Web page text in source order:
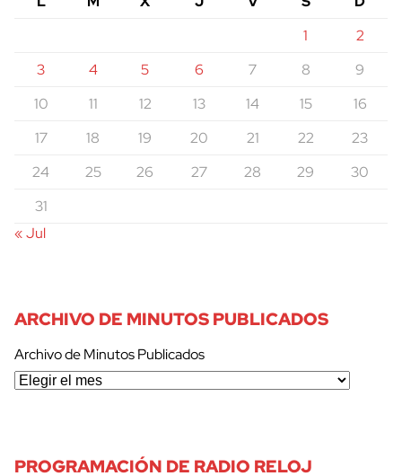
1
2
3
4 5 6 7 8
9
10
11 12 13 14 15
16
17
18 19 20 21 22
23
24
25 26 27 28 29
30
31
« Jul
ARCHIVO DE MINUTOS PUBLICADOS
Archivo de Minutos Publicados
PROGRAMACIÓN DE RADIO RELOJ